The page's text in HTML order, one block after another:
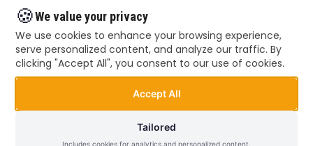
Hjælp til internet
Hjælp til TV
Hjælp til router
WiFi falder ud
TV der ikke virker
Dårlig WiFi
Mesh WiFi opsætning
Videoovervågning – privat &
🍪We value your privacy
We use cookies to enhance your browsing experience,
serve personalized content, and analyze our traffic. By
clicking "Accept All", you consent to our use of cookies.
Accept All
Tailored
Includes cookies for analytics and personalized content.